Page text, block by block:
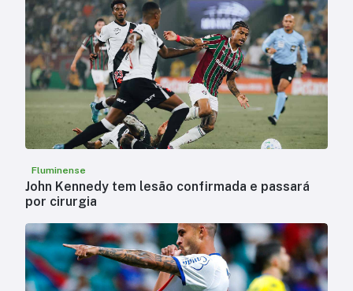
Fluminense
John Kennedy tem lesão confirmada e passará
por cirurgia